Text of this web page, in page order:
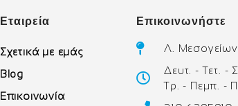
Εταιρεία
Σχετικά με εμάς
Blog
Επικοινωνία
Επικοινωνήστε
Λ.
Δευτ. - Τετ. -
Τρ. - Πεμπ. -